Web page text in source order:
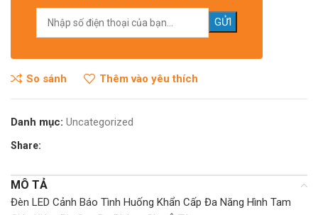
So sánh Thêm vào yêu thích
Danh mục: Uncategorized
Share:
MÔ TẢ
Đèn LED Cảnh Báo Tình Huống Khẩn Cấp Đa Năng Hình Tam